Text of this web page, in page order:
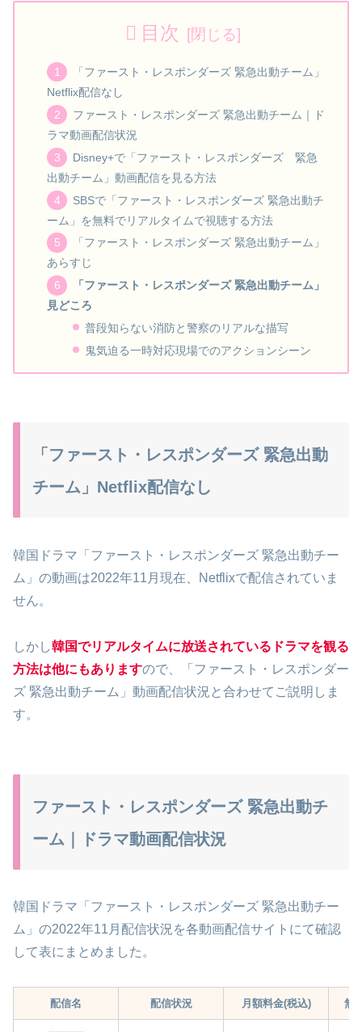
目次
「ファースト・レスポンダーズ 緊急出動チーム」
Netflix配信なし
ファースト・レスポンダーズ 緊急出動チーム｜ド
ラマ動画配信状況
Disney+で「ファースト・レスポンダーズ 緊急
出動チーム」動画配信を見る方法
SBSで「ファースト・レスポンダーズ 緊急出動チ
ーム」を無料でリアルタイムで視聴する方法
「ファースト・レスポンダーズ 緊急出動チーム」
あらすじ
「ファースト・レスポンダーズ 緊急出動チーム」
見どころ
普段知らない消防と警察のリアルな描写
鬼気迫る一時対応現場でのアクションシーン
「ファースト・レスポンダーズ 緊急出動
チーム」Netflix配信なし
韓国ドラマ「ファースト・レスポンダーズ 緊急出動チー
ム」の動画は2022年11月現在、Netflixで配信されていま
せん。
しかし韓国でリアルタイムに放送されているドラマを観る
方法は他にもありますので、「ファースト・レスポンダー
ズ 緊急出動チーム」動画配信状況と合わせてご説明しま
す。
ファースト・レスポンダーズ 緊急出動チ
ーム｜ドラマ動画配信状況
韓国ドラマ「ファースト・レスポンダーズ 緊急出動チー
ム」の2022年11月配信状況を各動画配信サイトにて確認
して表にまとめました。
配信名 配信状況 月額料金(税込) 無